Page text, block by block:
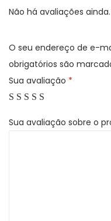
Não há avaliações ainda.
O seu endereço de e-
obrigatórios são
Sua avaliação *
Sua avaliação sobre o